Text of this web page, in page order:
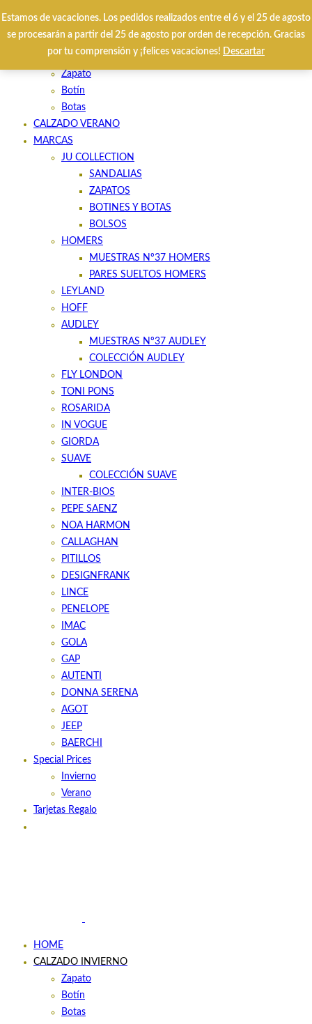
Estamos de vacaciones. Los pedidos realizados entre el 6 y el 25 de agosto
se procesarán a partir del 25 de agosto por orden de recepción. Gracias
por tu comprensión y ¡felices vacaciones! Descartar
HOME
CALZADO INVIERNO
Zapato
Botín
Botas
CALZADO VERANO
MARCAS
JU COLLECTION
SANDALIAS
ZAPATOS
BOTINES Y BOTAS
BOLSOS
HOMERS
MUESTRAS Nº37 HOMERS
PARES SUELTOS HOMERS
LEYLAND
HOFF
AUDLEY
MUESTRAS Nº37 AUDLEY
COLECCIÓN AUDLEY
FLY LONDON
TONI PONS
ROSARIDA
IN VOGUE
GIORDA
SUAVE
COLECCIÓN SUAVE
INTER-BIOS
PEPE SAENZ
NOA HARMON
CALLAGHAN
PITILLOS
DESIGNFRANK
LINCE
PENELOPE
IMAC
GOLA
GAP
AUTENTI
DONNA SERENA
AGOT
JEEP
BAERCHI
Special Prices
Invierno
Verano
Tarjetas Regalo
HOME
CALZADO INVIERNO
Zapato
Botín
Botas